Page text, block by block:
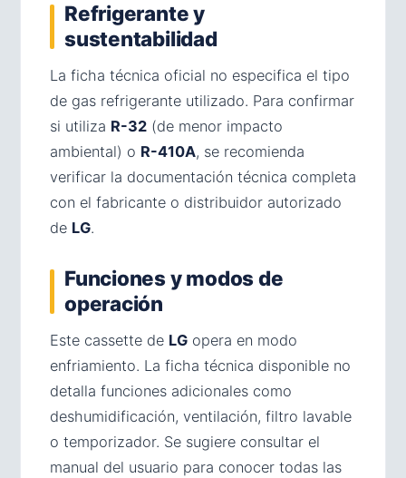
Refrigerante y
sustentabilidad
La ficha técnica oficial no especifica el tipo
de gas refrigerante utilizado. Para confirmar
si utiliza R-32 (de menor impacto
ambiental) o R-410A, se recomienda
verificar la documentación técnica completa
con el fabricante o distribuidor autorizado
de LG.
Funciones y modos de
operación
Este cassette de LG opera en modo
enfriamiento. La ficha técnica disponible no
detalla funciones adicionales como
deshumidificación, ventilación, filtro lavable
o temporizador. Se sugiere consultar el
manual del usuario para conocer todas las